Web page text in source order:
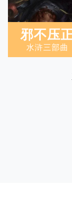
邪不压
水浒三部曲